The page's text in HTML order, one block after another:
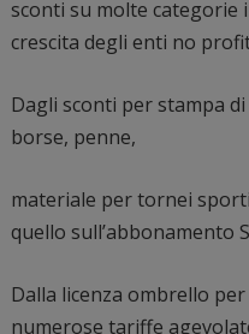
sconti su molte categorie
crescita degli enti no
Dagli sconti per stampa
borse, penne,
materiale per tornei
quello sull’abbonamento
Dalla licenza ombrello
numerose tariffe